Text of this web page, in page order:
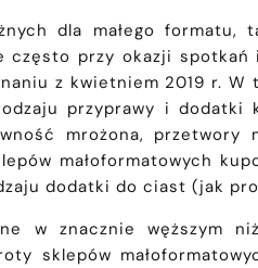
dla małego
przy okazji
z kwietniem 2019 r.
przyprawy i
mrożona,
małoformatowych
dodatki do ciast (jak
w znacznie węższym
sklepów